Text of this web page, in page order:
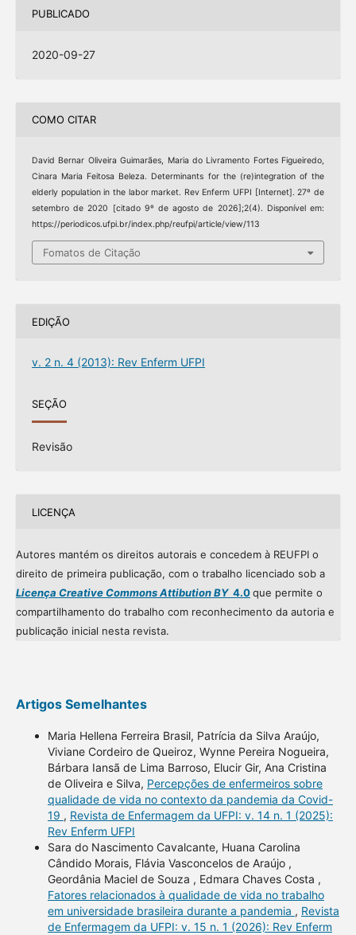
PUBLICADO
2020-09-27
COMO CITAR
David Bernar Oliveira Guimarães, Maria do Livramento Fortes Figueiredo,
Cinara Maria Feitosa Beleza. Determinants for the (re)integration of the
elderly population in the labor market. Rev Enferm UFPI [Internet]. 27º de
setembro de 2020 [citado 9º de agosto de 2026];2(4). Disponível em:
https://periodicos.ufpi.br/index.php/reufpi/article/view/113
Fomatos de Citação
EDIÇÃO
v. 2 n. 4 (2013): Rev Enferm UFPI
SEÇÃO
Revisão
LICENÇA
Autores mantém os direitos autorais e concedem à REUFPI o
direito de primeira publicação, com o trabalho licenciado sob a
Licença Creative Commons Attibution BY4.0que permite o
compartilhamento do trabalho com reconhecimento da autoria e
publicação inicial nesta revista.
Artigos Semelhantes
Maria Hellena Ferreira Brasil, Patrícia da Silva Araújo,
Viviane Cordeiro de Queiroz, Wynne Pereira Nogueira,
Bárbara Iansã de Lima Barroso, Elucir Gir, Ana Cristina
de Oliveira e Silva, Percepções de enfermeiros sobre
qualidade de vida no contexto da pandemia da Covid-
19 , Revista de Enfermagem da UFPI: v. 14 n. 1 (2025):
Rev Enferm UFPI
Sara do Nascimento Cavalcante, Huana Carolina
Cândido Morais, Flávia Vasconcelos de Araújo ,
Geordânia Maciel de Souza , Edmara Chaves Costa ,
Fatores relacionados à qualidade de vida no trabalho
em universidade brasileira durante a pandemia , Revista
de Enfermagem da UFPI: v. 15 n. 1 (2026): Rev Enferm